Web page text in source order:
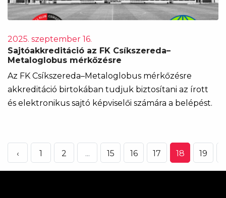
2025. szeptember 16.
Sajtóakkreditáció az FK Csíkszereda–
Metaloglobus mérkőzésre
Az FK Csíkszereda–Metaloglobus mérkőzésre
akkreditáció birtokában tudjuk biztosítani az írott
és elektronikus sajtó képviselői számára a belépést.
‹ 1 2 ... 15 16 17 18 19